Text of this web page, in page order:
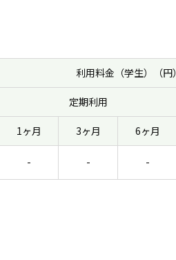
利用料金（学生）（円）
定期利用
1ヶ月 3ヶ月 6ヶ月
- - -